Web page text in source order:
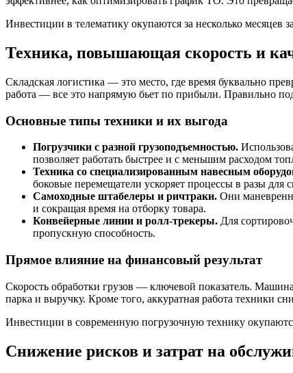
Инвестиции в телематику окупаются за несколько
Техника, повышающая скорость и
Складская логистика — это место, где время буквально
работа — все это напрямую бьет по прибыли. Правильно
Основные типы техники и их выгода
Погрузчики с разной грузоподъемностью.
позволяет работать быстрее и с меньшим расходом
Техника со специализированным навесным
боковые перемещатели ускоряет процессы в разы для
Самоходные штабелеры и ричтраки. Они
и сокращая время на отборку товара.
Конвейерные линии и ролл-трекеры. Для
пропускную способность.
Прямое влияние на финансовый результат
Скорость обработки грузов — ключевой показатель.
парка и выручку. Кроме того, аккуратная работа техники
Инвестиции в современную погрузочную технику
Снижение рисков и затрат на